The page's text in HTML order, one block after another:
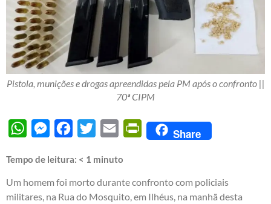
Pistola, munições e drogas apreendidas pela PM após o confronto ||
70ª CIPM
WhatsAppMessengerFacebook
Twitter Email PrintFriendly
Share
Tempo de leitura: < 1 minuto
Um homem foi morto durante confronto com policiais
militares, na Rua do Mosquito, em Ilhéus, na manhã desta